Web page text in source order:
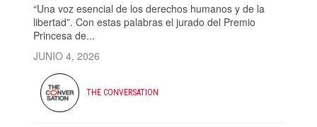
“Una voz esencial de los derechos humanos y de la
libertad”. Con estas palabras el jurado del Premio
Princesa de...
JUNIO 4, 2026
THE CONVERSATION